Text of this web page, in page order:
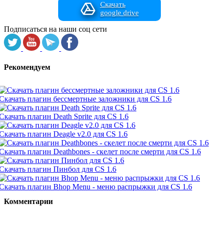
Скачать
google drive
Подписаться на наши соц сети
Рекомендуем
плагин бессмертные заложники для CS 1.6
плагин Death Sprite для CS 1.6
плагин Deagle v2.0 для CS 1.6
плагин Deathbones - скелет после смерти для CS 1.6
плагин Пинбол для CS 1.6
плагин Bhop Menu - меню распрыжки для CS 1.6
Комментарии